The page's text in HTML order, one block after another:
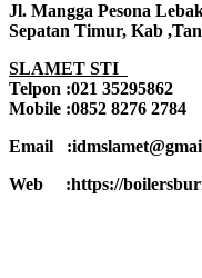
Jl. Mangga Pesona
Sepatan Timur, Kab
SLAMET STI
Telpon :021 35295862
Mobile :0852 8276 2784
Email
Web :https://